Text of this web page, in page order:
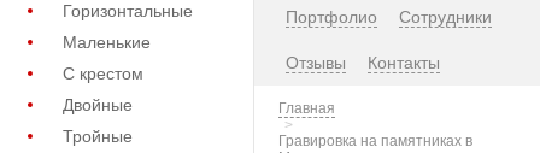
Горизонтальные
Маленькие
С крестом
Двойные
Тройные
Портфолио Сотрудники
Отзывы Контакты
Главная
Гравировка на памятниках в